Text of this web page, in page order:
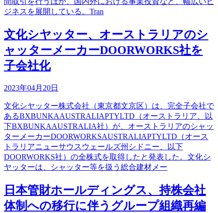
ジネスを展開している。Tran
文化シヤッター、オーストラリアのシ
ャッターメーカーDOORWORKS社を
子会社化
2023年04月20日
文化シヤッター株式会社（東京都文京区）は、完全子会社で
あるBXBUNKAAUSTRALIAPTYLTD（オーストラリア、以
下BXBUNKAAUSTRALIA社）が、オーストラリアのシャッ
ターメーカーDOORWORKSAUSTRALIAPTYLTD（オース
トラリアニューサウスウェールズ州シドニー、以下
DOORWORKS社）の全株式を取得したと発表した。文化シ
ヤッターは、シャッター等を扱う総合建材メー
日本管財ホールディングス、持株会社
体制への移行に伴うグループ組織再編